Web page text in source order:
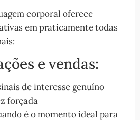
corporal oferece
em praticamente todas
e vendas:
de interesse genuíno
forçada
é o momento ideal para